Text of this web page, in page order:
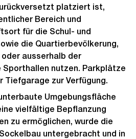
platziert ist,
Bereich und
für die Schul- und
die Quartierbevölkerung,
ausserhalb der
nutzen. Parkplätze
Tiefgarage zur Verfügung.
Umgebungsfläche
vielfältige Bepflanzung
zu ermöglichen, wurde die
untergebracht und in